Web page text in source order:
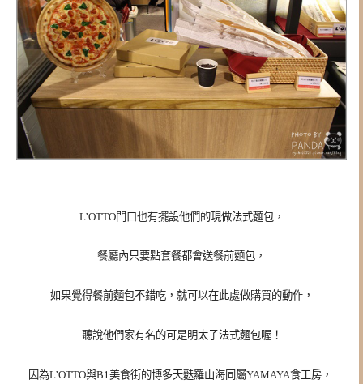
L’OTTO門口也有擺設他們的現做法式麵包，
餐廳內只要點套餐都會送餐前麵包，
如果覺得餐前麵包不錯吃，就可以在此處做購買的動作，
聽說他們家有名的可是明太子法式麵包喔！
因為L’OTTO與B1美食街的博多天麩羅山海同屬YAMAYA食工房，